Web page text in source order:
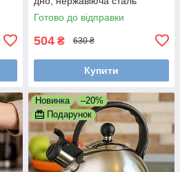
Готово до відправки
504 ₴ 630 ₴
Купити
Новинка
–20%
Подарунок